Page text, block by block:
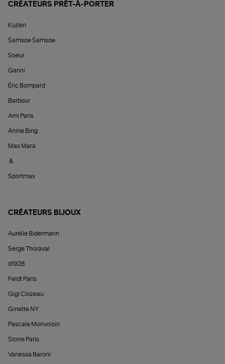
CRÉATEURS PRÊT-À-PORTER
Kujten
Samsoe Samsoe
Soeur
Ganni
Éric Bompard
Barbour
Ami Paris
Anine Bing
Max Mara
&
Sportmax
CRÉATEURS BIJOUX
Aurélie Bidermann
Serge Thoraval
d1928
Feidt Paris
Gigi Clozeau
Ginette NY
Pascale Monvoisin
Stone Paris
Vanessa Baroni